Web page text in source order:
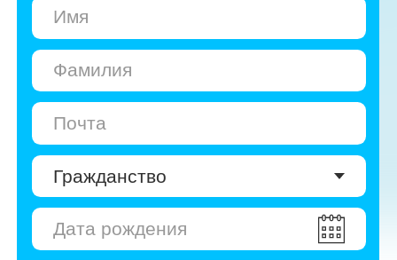
Даю согласие наобработку персональных